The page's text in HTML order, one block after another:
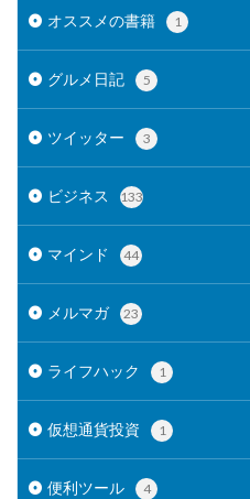
オススメの書籍 1
グルメ日記 5
ツイッター 3
ビジネス 133
マインド 44
メルマガ 23
ライフハック 1
仮想通貨投資 1
便利ツール 4